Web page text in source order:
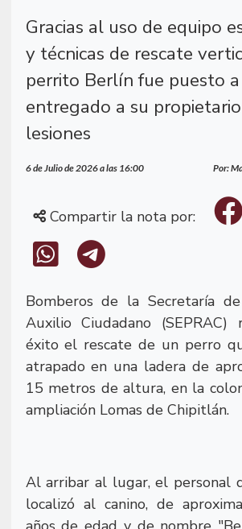
Gracias al uso de equipo
y técnicas de rescate
perrito Berlín fue puesto
entregado a su
lesiones
6 de Julio de 2026 a las 16:00 Por:
Compartir la nota por:
Bomberos de la Secretaría
Auxilio Ciudadano (SEPRAC)
éxito el rescate de un perro
atrapado en una ladera de
15 metros de altura, en la
ampliación Lomas de Chipitlán.
Al arribar al lugar, el personal
localizó al canino, de